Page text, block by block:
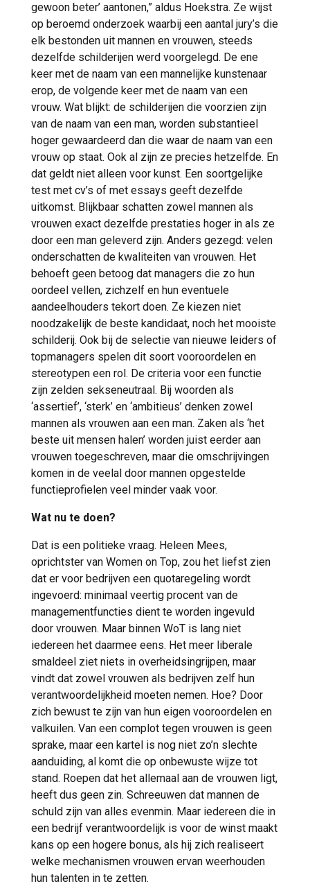
gewoon beter’ aantonen,” aldus Hoekstra. Ze wijst
op beroemd onderzoek waarbij een aantal jury’s die
elk bestonden uit mannen en vrouwen, steeds
dezelfde schilderijen werd voorgelegd. De ene
keer met de naam van een mannelijke kunstenaar
erop, de volgende keer met de naam van een
vrouw. Wat blijkt: de schilderijen die voorzien zijn
van de naam van een man, worden substantieel
hoger gewaardeerd dan die waar de naam van een
vrouw op staat. Ook al zijn ze precies hetzelfde. En
dat geldt niet alleen voor kunst. Een soortgelijke
test met cv’s of met essays geeft dezelfde
uitkomst. Blijkbaar schatten zowel mannen als
vrouwen exact dezelfde prestaties hoger in als ze
door een man geleverd zijn. Anders gezegd: velen
onderschatten de kwaliteiten van vrouwen. Het
behoeft geen betoog dat managers die zo hun
oordeel vellen, zichzelf en hun eventuele
aandeelhouders tekort doen. Ze kiezen niet
noodzakelijk de beste kandidaat, noch het mooiste
schilderij. Ook bij de selectie van nieuwe leiders of
topmanagers spelen dit soort vooroordelen en
stereotypen een rol. De criteria voor een functie
zijn zelden sekseneutraal. Bij woorden als
‘assertief’, ‘sterk’ en ‘ambitieus’ denken zowel
mannen als vrouwen aan een man. Zaken als ‘het
beste uit mensen halen’ worden juist eerder aan
vrouwen toegeschreven, maar die omschrijvingen
komen in de veelal door mannen opgestelde
functieprofielen veel minder vaak voor.
Wat nu te doen?
Dat is een politieke vraag. Heleen Mees,
oprichtster van Women on Top, zou het liefst zien
dat er voor bedrijven een quotaregeling wordt
ingevoerd: minimaal veertig procent van de
managementfuncties dient te worden ingevuld
door vrouwen. Maar binnen WoT is lang niet
iedereen het daarmee eens. Het meer liberale
smaldeel ziet niets in overheidsingrijpen, maar
vindt dat zowel vrouwen als bedrijven zelf hun
verantwoordelijkheid moeten nemen. Hoe? Door
zich bewust te zijn van hun eigen vooroordelen en
valkuilen. Van een complot tegen vrouwen is geen
sprake, maar een kartel is nog niet zo’n slechte
aanduiding, al komt die op onbewuste wijze tot
stand. Roepen dat het allemaal aan de vrouwen ligt,
heeft dus geen zin. Schreeuwen dat mannen de
schuld zijn van alles evenmin. Maar iedereen die in
een bedrijf verantwoordelijk is voor de winst maakt
kans op een hogere bonus, als hij zich realiseert
welke mechanismen vrouwen ervan weerhouden
hun talenten in te zetten.